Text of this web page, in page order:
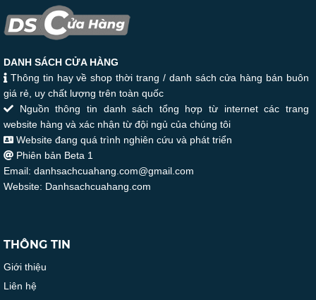
DANH SÁCH CỬA HÀNG
Thông tin hay về shop thời trang / danh sách cửa hàng bán buôn
giá rẻ, uy chất lượng trên toàn quốc
Nguồn thông tin danh sách tổng hợp từ internet các trang
website hàng và xác nhận từ đội ngủ của chúng tôi
Website đang quá trình nghiên cứu và phát triển
Phiên bản Beta 1
Email: danhsachcuahang.com@gmail.com
Website: Danhsachcuahang.com
THÔNG TIN
Giới thiệu
Liên hệ